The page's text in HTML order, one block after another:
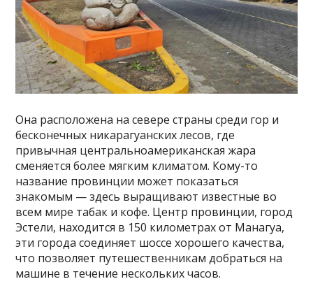
Она расположена на севере страны среди гор и
бесконечных никарагуанских лесов, где
привычная центральноамериканская жара
сменяется более мягким климатом. Кому-то
название провинции может показаться
знакомым — здесь выращивают известные во
всем мире табак и кофе. Центр провинции, город
Эстели, находится в 150 километрах от Манагуа,
эти города соединяет шоссе хорошего качества,
что позволяет путешественникам добраться на
машине в течение нескольких часов.